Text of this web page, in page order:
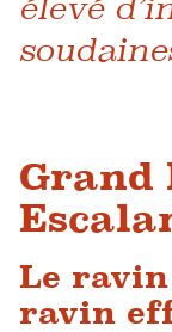
Grand
Le ravin
ravin